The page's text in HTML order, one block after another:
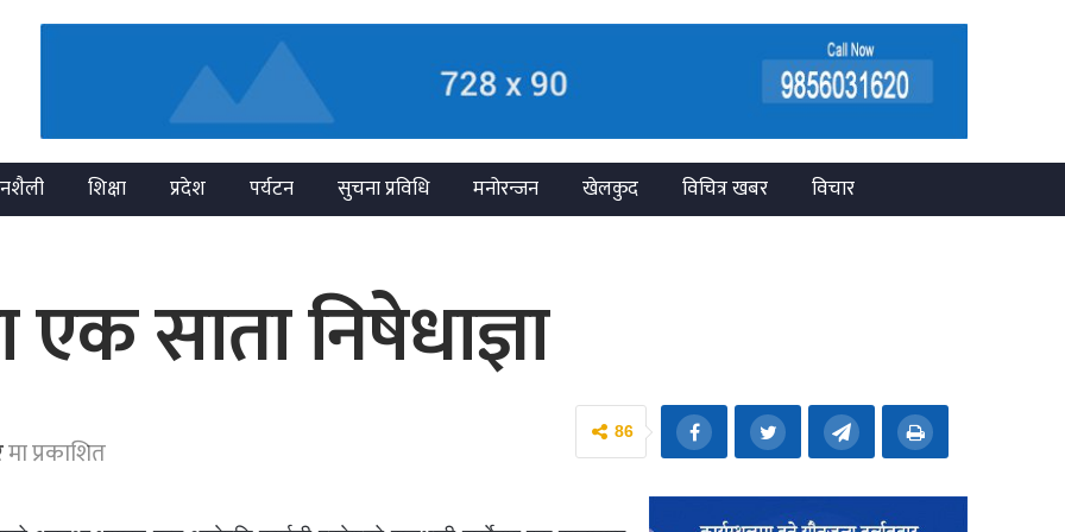
शिक्षा प्रदेश पर्यटन सुचना प्रविधि मनोरन्जन खेलकुद विचित्र खबर
विचार
एक साता निषेधाज्ञा
मा प्रकाशित
86